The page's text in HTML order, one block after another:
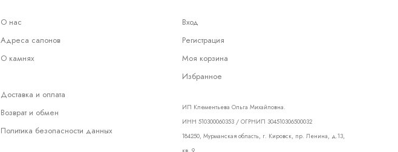
О нас
Адреса салонов
О камнях
Доставка и оплата
Возврат и обмен
Политика безопасности данных
Вход
Регистрация
Моя корзина
Избранное
ИП Клементьева Ольга Михайловна.
ИНН 510300060353 / ОГРНИП 304510306500032
184250, Мурманская область, г. Кировск, пр. Ленина, д.13,